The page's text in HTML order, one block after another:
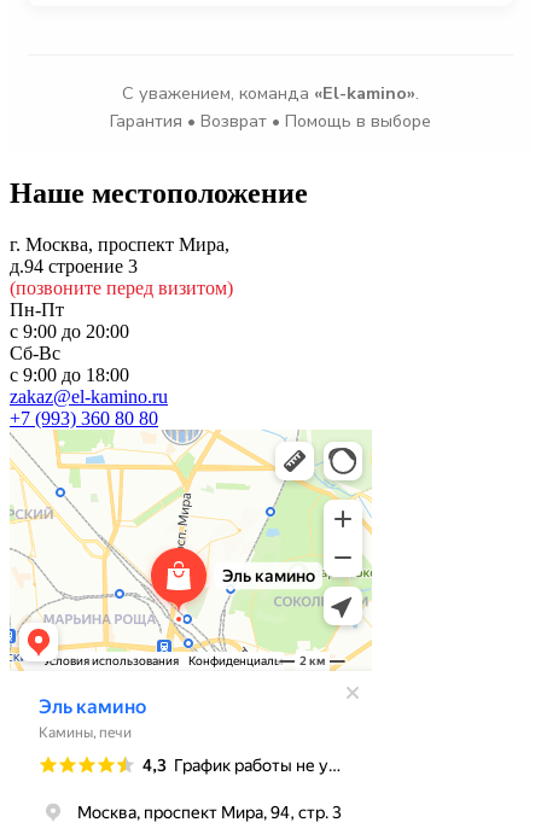
С уважением, команда «El-kamino».
Гарантия • Возврат • Помощь в выборе
Наше местоположение
г. Москва, проспект Мира,
д.94 строение 3
(позвоните перед визитом)
Пн-Пт
с 9:00 до 20:00
Сб-Вс
с 9:00 до 18:00
zakaz@el-kamino.ru
+7 (993) 360 80 80